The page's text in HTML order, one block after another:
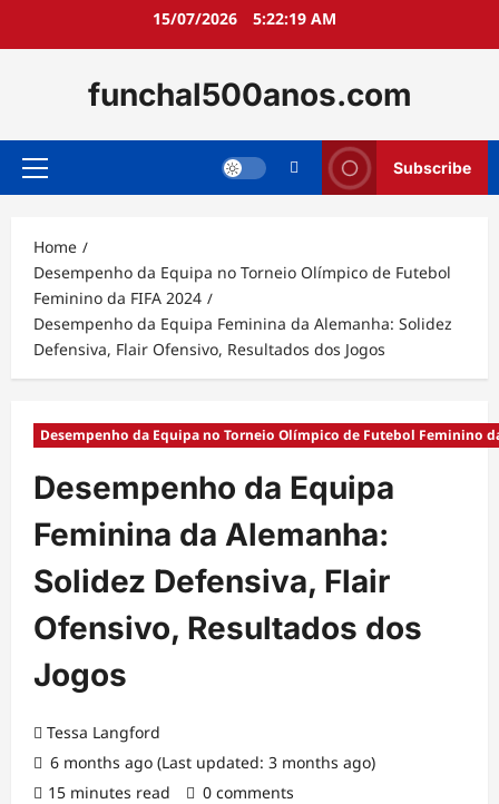
15/07/2026 5:22:20 AM
funchal500anos.com
Primary
Subscribe
Home
Desempenho da Equipa no Torneio Olímpico de Futebol
Feminino da FIFA 2024
Desempenho da Equipa Feminina da Alemanha: Solidez
Defensiva, Flair Ofensivo, Resultados dos Jogos
Desempenho da Equipa no Torneio Olímpico de Futebol Feminino
Desempenho da Equipa
Feminina da Alemanha:
Solidez Defensiva, Flair
Ofensivo, Resultados dos
Jogos
Tessa Langford
6 months ago (Last updated: 3 months ago)
15 minutes read
0 comments